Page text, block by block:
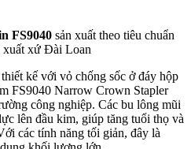
FS9040 sản xuất theo tiêu chuẩn
xuất xứ Đài Loan
kế với vỏ chống sốc ở đáy hộp
FS9040 Narrow Crown Stapler
công nghiệp. Các bu lông mũi
lên đầu kim, giúp tăng tuổi thọ và
các tính năng tối giản, đây là